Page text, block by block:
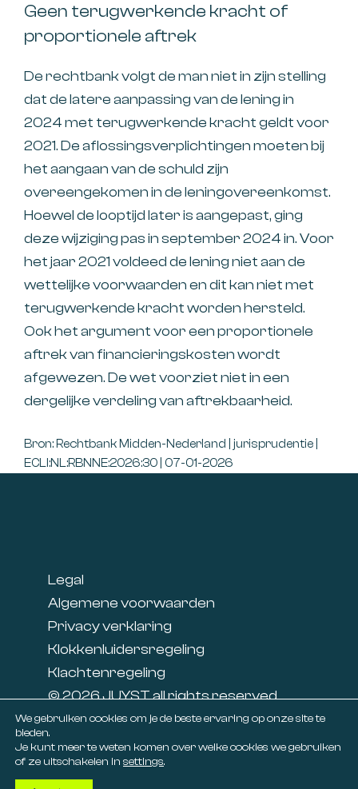
Geen terugwerkende kracht of
proportionele aftrek
De rechtbank volgt de man niet in zijn stelling
dat de latere aanpassing van de lening in
2024 met terugwerkende kracht geldt voor
2021. De aflossingsverplichtingen moeten bij
het aangaan van de schuld zijn
overeengekomen in de leningovereenkomst.
Hoewel de looptijd later is aangepast, ging
deze wijziging pas in september 2024 in. Voor
het jaar 2021 voldeed de lening niet aan de
wettelijke voorwaarden en dit kan niet met
terugwerkende kracht worden hersteld.
Ook het argument voor een proportionele
aftrek van financieringskosten wordt
afgewezen. De wet voorziet niet in een
dergelijke verdeling van aftrekbaarheid.
Bron: Rechtbank Midden-Nederland | jurisprudentie |
ECLI:NL:RBNNE:2026:30 | 07-01-2026
Legal
Algemene voorwaarden
Privacy verklaring
Klokkenluidersregeling
Klachtenregeling
© 2026 JUYST all rights reserved
Linkedin
Facebook
We gebruiken cookies om je de beste ervaring op onze site te
bieden.
Je kunt meer te weten komen over welke cookies we gebruiken
of ze uitschakelen in settings.